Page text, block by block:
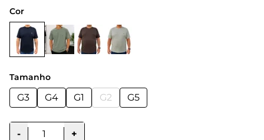
Cor
Tamanho
G3 G4 G1 G2 G5
- +